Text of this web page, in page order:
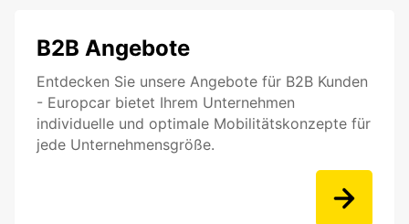
B2B Angebote
Entdecken Sie unsere Angebote für B2B Kunden
- Europcar bietet Ihrem Unternehmen
individuelle und optimale Mobilitätskonzepte für
jede Unternehmensgröße.